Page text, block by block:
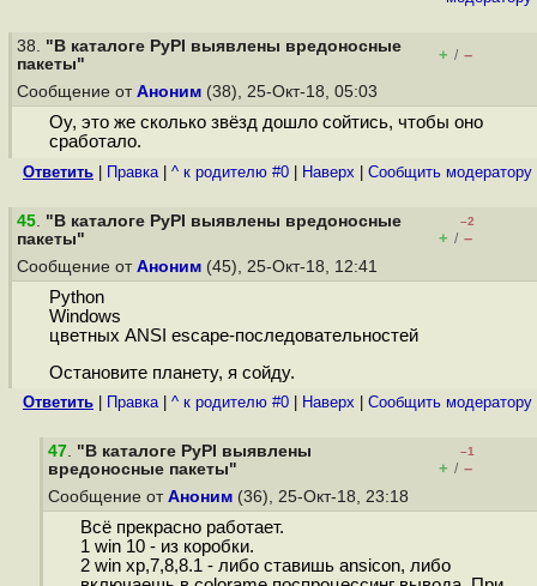
38. "В каталоге PyPI выявлены вредоносные
пакеты"
+ / –
Сообщение от Аноним (38), 25-Окт-18, 05:03
Оу, это же сколько звёзд дошло сойтись, чтобы оно
сработало.
Ответить Правка| ^ к родителю #0 Наверх Cообщить модератору
45. "В каталоге PyPI выявлены вредоносные
пакеты"
–2
+ / –
Сообщение от Аноним (45), 25-Окт-18, 12:41
Python
Windows
цветных ANSI escape-последовательностей
Остановите планету, я сойду.
Ответить Правка| ^ к родителю #0 Наверх Cообщить модератору
47. "В каталоге PyPI выявлены
вредоносные пакеты"
–1
+ / –
Сообщение от Аноним (36), 25-Окт-18, 23:18
Всё прекрасно работает.
1 win 10 - из коробки.
2 win xp,7,8,8.1 - либо ставишь ansicon, либо